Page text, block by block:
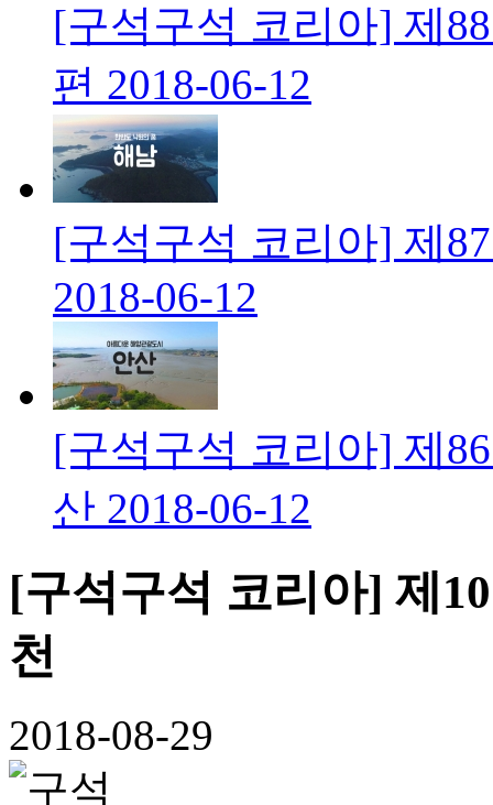
[구석구석 코리아] 제
편 2018-06-12
[구석구석 코리아] 제
2018-06-12
[구석구석 코리아] 제
산 2018-06-12
[구석구석 코리아] 제
천
2018-08-29